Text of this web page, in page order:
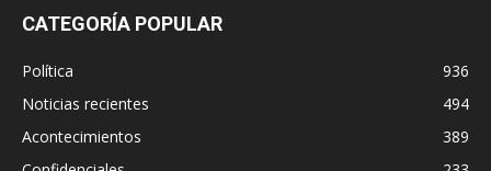
CATEGORÍA POPULAR
Política
936
Noticias recientes
494
Acontecimientos
389